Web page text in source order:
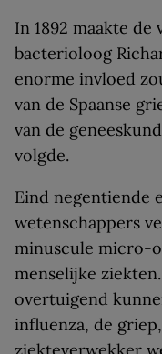
In 1892 maakte de
bacterioloog
enorme invloed
van de Spaanse
van de
volgde.
Eind negentiende
wetenschappers
minuscule micro-
menselijke
overtuigend
influenza, de